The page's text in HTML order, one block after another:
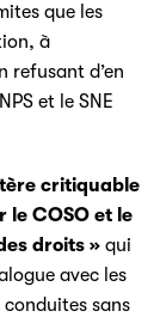
que les
à
refusant d’en
et le SNE
critiquable
COSO et le
droits » qui
avec les
sans